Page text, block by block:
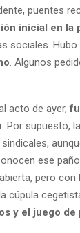
puentes
inicial en la
sociales.
. Algunos
acto de ayer,
. Por supuesto,
ese
pero
cúpula
y el juego